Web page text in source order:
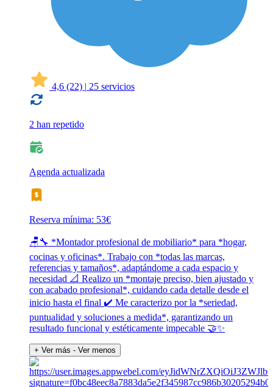
4,6 (22) | 25 servicios
2 han repetido
Agenda actualizada
Reserva mínima: 53€
🪑🔧 *Montador profesional de mobiliario* para *hogar,
cocinas y oficinas*. Trabajo con *todas las marcas,
referencias y tamaños*, adaptándome a cada espacio y
necesidad 📐 Realizo un *montaje preciso, bien ajustado y
con acabado profesional*, cuidando cada detalle desde el
inicio hasta el final ✔️ Me caracterizo por la *seriedad,
puntualidad y soluciones a medida*, garantizando un
resultado funcional y estéticamente impecable 🤝✨
+ Ver más - Ver menos